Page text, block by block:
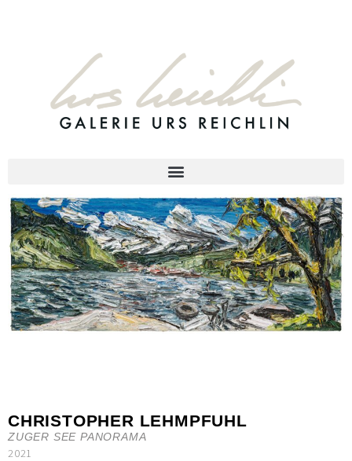
CHRISTOPHER LEHMPFUHL
ZUGER SEE PANORAMA
2021